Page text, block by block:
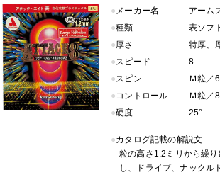
● メーカー名
アーム
●種類
表ソフ
●厚さ
特厚、
●スピード
8
●スピン
Ｍ粒
●コントロール
Ｍ粒
●硬度 25°
●カタログ記載の解説文
粒の高さ1.2ミリから繰
し、ドライブ、ナックル